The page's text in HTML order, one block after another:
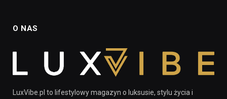
O NAS
LuxVibe.pl to lifestylowy magazyn o luksusie, stylu życia i